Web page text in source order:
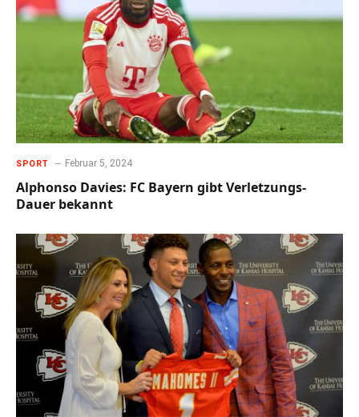
SPORT Februar 5, 2024
Alphonso Davies: FC Bayern gibt Verletzungs-
Dauer bekannt